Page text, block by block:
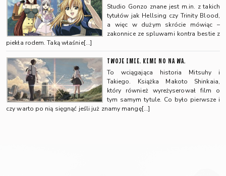
Studio Gonzo znane jest m.in. z takich
tytułów jak Hellsing czy Trinity Blood,
a więc w dużym skrócie mówiąc –
zakonnice ze spluwami kontra bestie z
piekła rodem. Taką właśnie[…]
TWOJE IMIE. KIMI NO NA WA.
To wciągająca historia Mitsuhy i
Takiego. Książka Makoto Shinkaia,
który również wyreżyserował film o
tym samym tytule. Co było pierwsze i
czy warto po nią sięgnąć jeśli już znamy mangę[…]